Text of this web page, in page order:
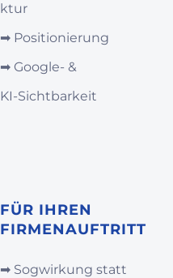
ktur
➡︎ Positionierung
➡︎ Google‑ &
KI‑Sichtbarkeit
FÜR IHREN
FIRMENAUFTRITT
➡︎ Sogwirkung statt